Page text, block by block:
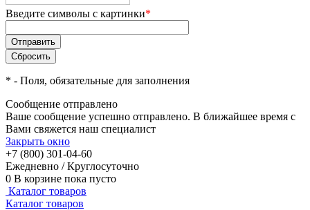
Введите символы с картинки*
* - Поля, обязательные для заполнения
Сообщение отправлено
Ваше сообщение успешно отправлено. В ближайшее время с
Вами свяжется наш специалист
Закрыть окно
+7 (800) 301-04-60
Ежедневно / Круглосуточно
0 В корзине пока пусто
Каталог товаров
Каталог товаров